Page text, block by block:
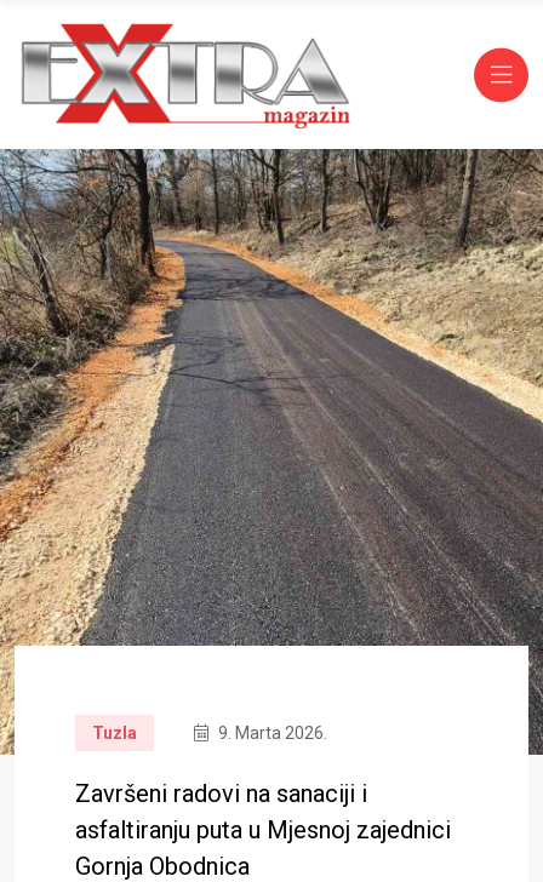
Tuzla 9. Marta 2026.
Završeni radovi na sanaciji i
asfaltiranju puta u Mjesnoj zajednici
Gornja Obodnica